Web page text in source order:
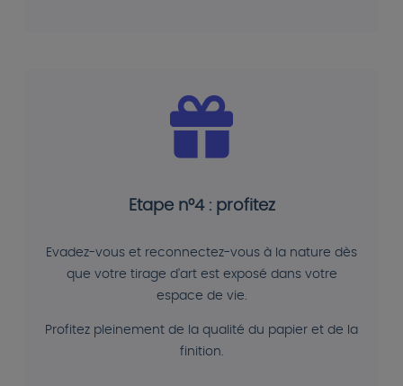
Etape n°4 : profitez
Evadez-vous et reconnectez-vous à la nature dès
que votre tirage d'art est exposé dans votre
espace de vie.
Profitez pleinement de la qualité du papier et de la
finition.